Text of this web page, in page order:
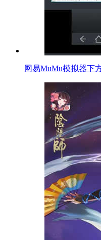
网易MuMu模拟器下